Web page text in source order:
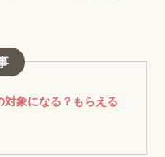
象になる？もらえる